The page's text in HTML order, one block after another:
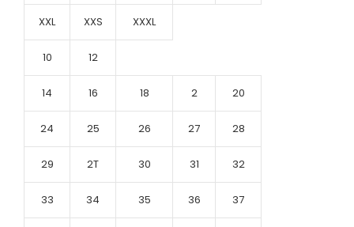
XXL XXS XXXL
10 12
14 16 18 2 20
24 25 26 27 28
29 2T 30 31 32
33 34 35 36 37